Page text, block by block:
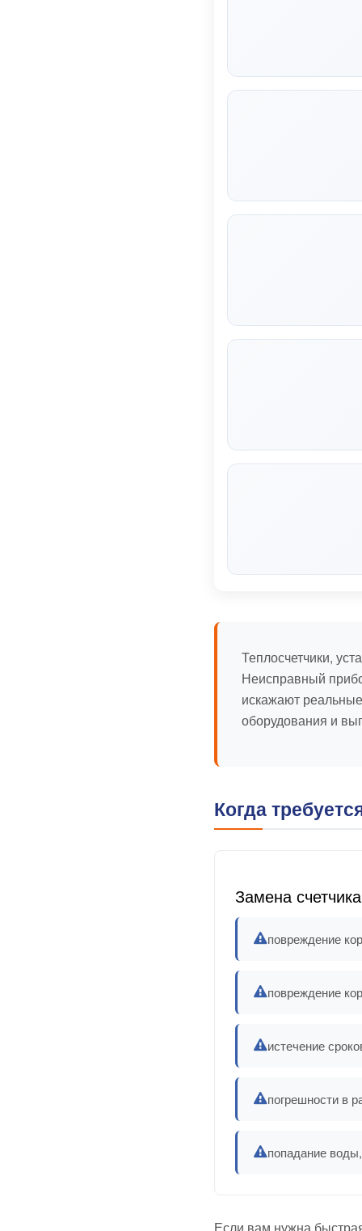
Теплосчетчики,
Неисправный
искажают
оборудования и
Когда
Замена
повреждение
повреждение
истечение
погрешности в
попадание
Если вам нужна